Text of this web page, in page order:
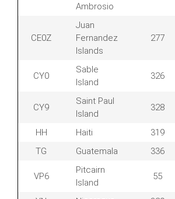
Ambrosio
CE0Z
Juan
Fernandez
Islands
277
CY0
Sable
Island
326
CY9
Saint Paul
Island
328
HH Haiti 319
TG
Guatemala 336
VP6
Pitcairn
Island
55